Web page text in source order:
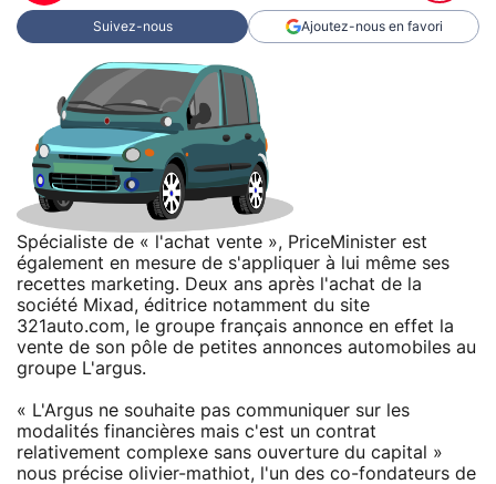
Suivez-nous Ajoutez-nous en favori
Spécialiste de « l'achat vente », PriceMinister est
également en mesure de s'appliquer à lui même ses
recettes marketing. Deux ans après l'achat de la
société Mixad, éditrice notamment du site
321auto.com, le groupe français annonce en effet la
vente de son pôle de petites annonces automobiles au
groupe L'argus.
« L'Argus ne souhaite pas communiquer sur les
modalités financières mais c'est un contrat
relativement complexe sans ouverture du capital »
nous précise olivier-mathiot, l'un des co-fondateurs de